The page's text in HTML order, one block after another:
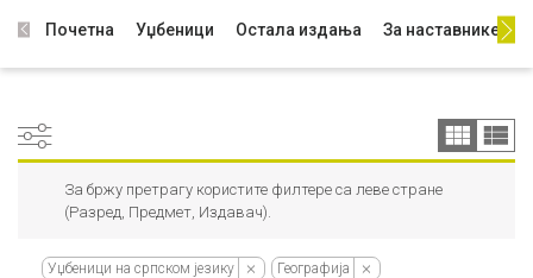
Почетна Уџбеници Остала издања За наставнике
За бржу претрагу користите филтере са леве стране
(Разред, Предмет, Издавач).
Уџбеници на српском језику
Географија